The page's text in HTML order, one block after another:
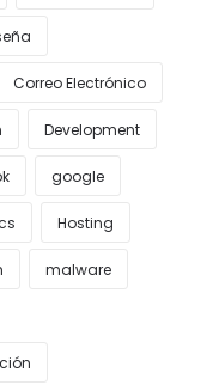
Correo Electrónico
Development
google
Hosting
malware